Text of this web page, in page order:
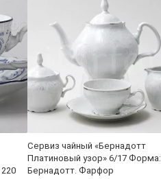
Сервиз чайный «Бернадотт
Платиновый узор» 6/17 Форма:
Бернадотт. Фарфор